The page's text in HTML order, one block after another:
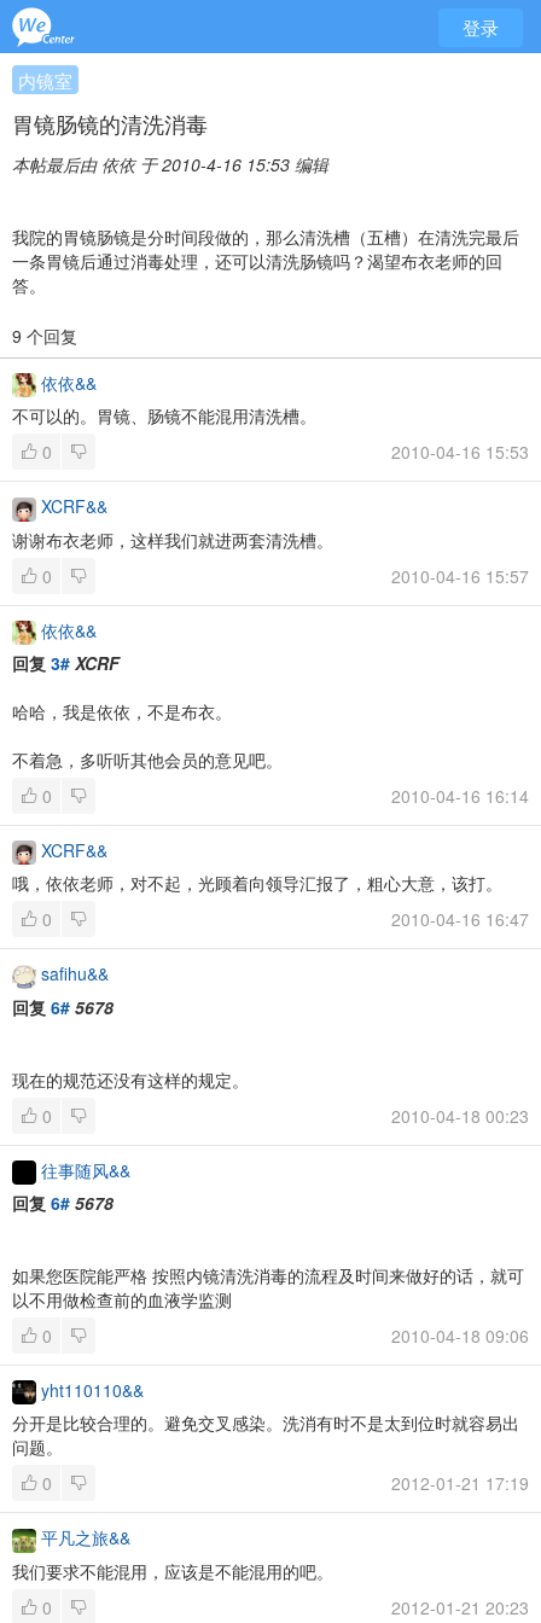
登录
内镜室
胃镜肠镜的清洗消毒
本帖最后由 依依 于 2010-4-16 15:53 编辑
我院的胃镜肠镜是分时间段做的，那么清洗槽（五槽）在清洗完最后
一条胃镜后通过消毒处理，还可以清洗肠镜吗？渴望布衣老师的回
答。
9 个回复
依依&&
不可以的。胃镜、肠镜不能混用清洗槽。
0
2010-04-16 15:53
XCRF&&
谢谢布衣老师，这样我们就进两套清洗槽。
0
2010-04-16 15:57
依依&&
回复 3# XCRF
哈哈，我是依依，不是布衣。
不着急，多听听其他会员的意见吧。
0
2010-04-16 16:14
XCRF&&
哦，依依老师，对不起，光顾着向领导汇报了，粗心大意，该打。
0
2010-04-16 16:47
safihu&&
回复 6# 5678
现在的规范还没有这样的规定。
0
2010-04-18 00:23
往事随风&&
回复 6# 5678
如果您医院能严格 按照内镜清洗消毒的流程及时间来做好的话，就可
以不用做检查前的血液学监测
0
2010-04-18 09:06
yht110110&&
分开是比较合理的。避免交叉感染。洗消有时不是太到位时就容易出
问题。
0
2012-01-21 17:19
平凡之旅&&
我们要求不能混用，应该是不能混用的吧。
0
2012-01-21 20:23